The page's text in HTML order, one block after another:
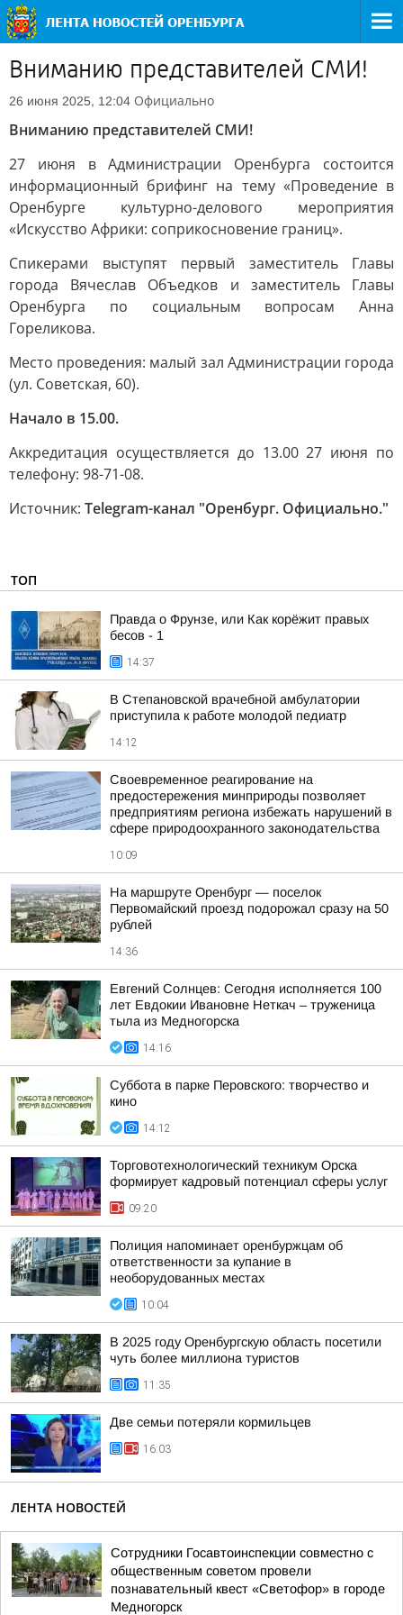
Вниманию представителей СМИ!
26 июня 2025, 12:04 Официально
Вниманию представителей СМИ!
27 июня в Администрации Оренбурга состоится
информационный брифинг на тему «Проведение в
Оренбурге культурно-делового мероприятия
«Искусство Африки: соприкосновение границ».
Спикерами выступят первый заместитель Главы
города Вячеслав Объедков и заместитель Главы
Оренбурга по социальным вопросам Анна
Гореликова.
Место проведения: малый зал Администрации города
(ул. Советская, 60).
Начало в 15.00.
Аккредитация осуществляется до 13.00 27 июня по
телефону: 98-71-08.
Источник: Telegram-канал "Оренбург. Официально."
ТОП
Правда о Фрунзе, или Как корёжит правых
бесов - 1
14:37
В Степановской врачебной амбулатории
приступила к работе молодой педиатр
14:12
Своевременное реагирование на
предостережения минприроды позволяет
предприятиям региона избежать нарушений в
сфере природоохранного законодательства
10:09
На маршруте Оренбург — поселок
Первомайский проезд подорожал сразу на 50
рублей
14:36
Евгений Солнцев: Сегодня исполняется 100
лет Евдокии Ивановне Неткач – труженица
тыла из Медногорска
14:16
Суббота в парке Перовского: творчество и
кино
14:12
Торговотехнологический техникум Орска
формирует кадровый потенциал сферы услуг
09:20
Полиция напоминает оренбуржцам об
ответственности за купание в
необорудованных местах
10:04
В 2025 году Оренбургскую область посетили
чуть более миллиона туристов
11:35
Две семьи потеряли кормильцев
16:03
ЛЕНТА НОВОСТЕЙ
Сотрудники Госавтоинспекции совместно с
общественным советом провели
познавательный квест «Светофор» в городе
Медногорск